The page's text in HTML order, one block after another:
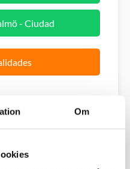
Om
- Ciudad
y controles
la visión y los oídos. Si